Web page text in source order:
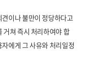
이나 불만이 정당하다고
거쳐 즉시 처리하여야 합
에게 그 사유와 처리일정